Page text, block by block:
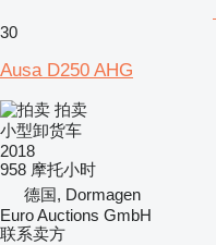
30
Ausa D250 AHG
拍卖
小型卸货车
2018
958 摩托小时
德国, Dormagen
Euro Auctions GmbH
联系卖方